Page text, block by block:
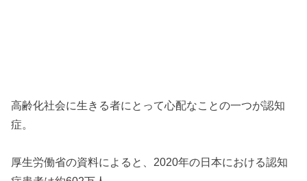
高齢化社会に生きる者にとって心配なことの一つが認知
症。
厚生労働省の資料によると、2020年の日本における認知